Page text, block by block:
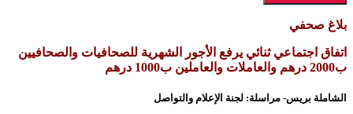
بلاغ صحفي
اتفاق اجتماعي ثنائي يرفع الأجور الشهرية للصحافيات والصحافيين
ب2000 درهم والعاملات والعاملين ب1000 درهم
الشاملة بريس- مراسلة: لجنة الإعلام والتواصل